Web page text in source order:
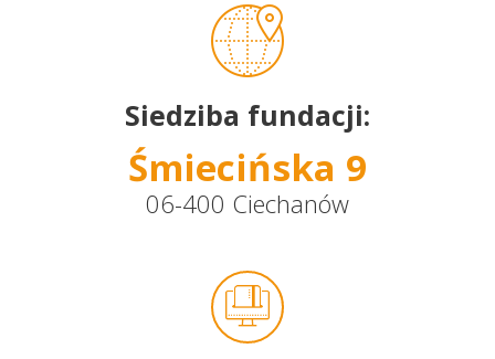
Siedziba fundacji:
Śmiecińska 9
06-400 Ciechanów